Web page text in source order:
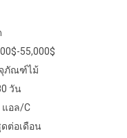
55,000$
ภัณฑ์ไม้
วัน
อล/C
ต่อเดือน